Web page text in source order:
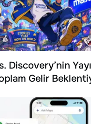
Discovery’nin
Gelir